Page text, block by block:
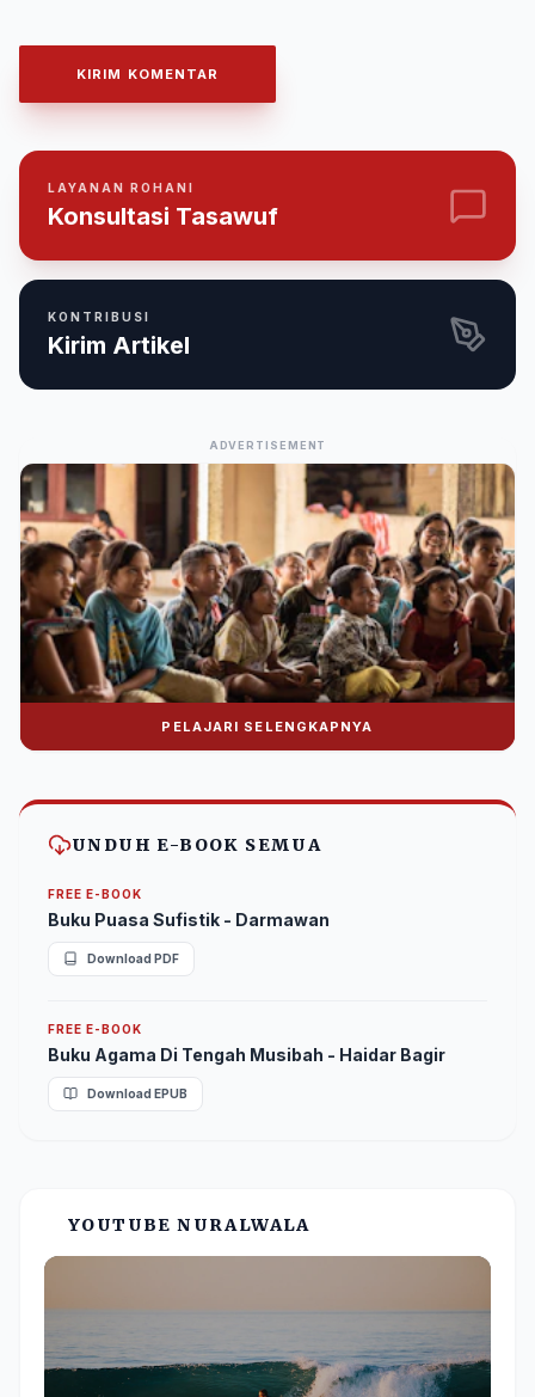
KIRIM KOMENTAR
LAYANAN ROHANI
Konsultasi Tasawuf
KONTRIBUSI
Kirim Artikel
ADVERTISEMENT
Donasi Nuralwala Foundation
Bantu syiar dakwah melalui platform digital.
PELAJARI SELENGKAPNYA
UNDUH E-BOOK SEMUA
FREE E-BOOK
Buku Puasa Sufistik - Darmawan
Download PDF
FREE E-BOOK
Buku Agama Di Tengah Musibah - Haidar Bagir
Download EPUB
YOUTUBE NURALWALA